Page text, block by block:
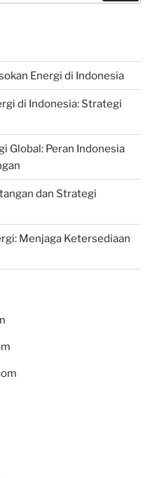
Energi di Indonesia
di Indonesia: Strategi
Global: Peran Indonesia
dan Strategi
Menjaga Ketersediaan